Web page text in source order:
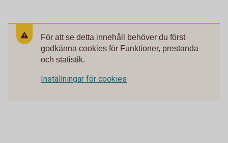
För att se detta innehåll behöver du först
godkänna cookies för Funktioner, prestanda
och statistik.
Inställningar för cookies